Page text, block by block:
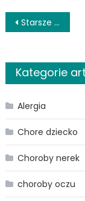
wpisach
Starsze wpisy
Kategorie
Alergia
Chore dziecko
Choroby nerek
choroby oczu